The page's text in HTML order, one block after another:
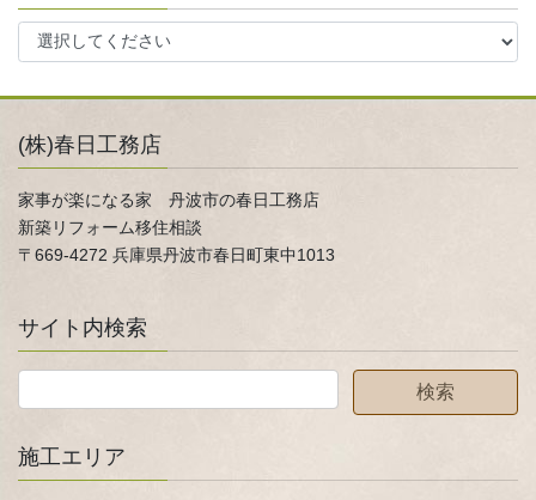
(株)春日工務店
家事が楽になる家 丹波市の春日工務店
新築リフォーム移住相談
〒669-4272 兵庫県丹波市春日町東中1013
サイト内検索
施工エリア